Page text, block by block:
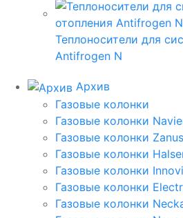
Теплоносители для
Antifrogen N
Архив
Газовые колонки
Газовые колонки
Газовые колонки
Газовые колонки
Газовые колонки
Газовые колонки
Газовые колонки